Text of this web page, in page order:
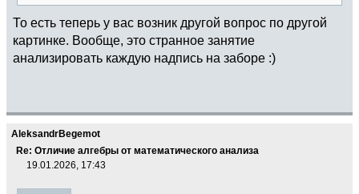
То есть теперь у вас возник другой вопрос по другой
картинке. Вообще, это странное занятие
анализировать каждую надпись на заборе :)
AleksandrBegemot
Re: Отличие алгебры от математического анализа
19.01.2026, 17:43